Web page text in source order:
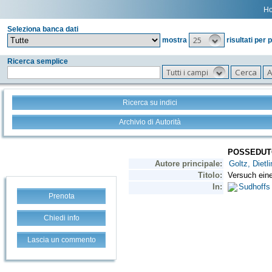
Seleziona banca dati
mostra
25 risultati per
Ricerca semplice
Tutti i campi
Ricerca su indici
Archivio di Autorità
Prenota
Chiedi info
Lascia un commento